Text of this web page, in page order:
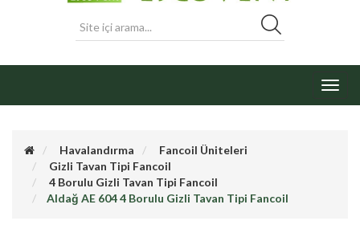
Havalandırma
Fancoil Üniteleri
Gizli Tavan Tipi Fancoil
4 Borulu Gizli Tavan Tipi Fancoil
Aldağ AE 604 4 Borulu Gizli Tavan Tipi Fancoil